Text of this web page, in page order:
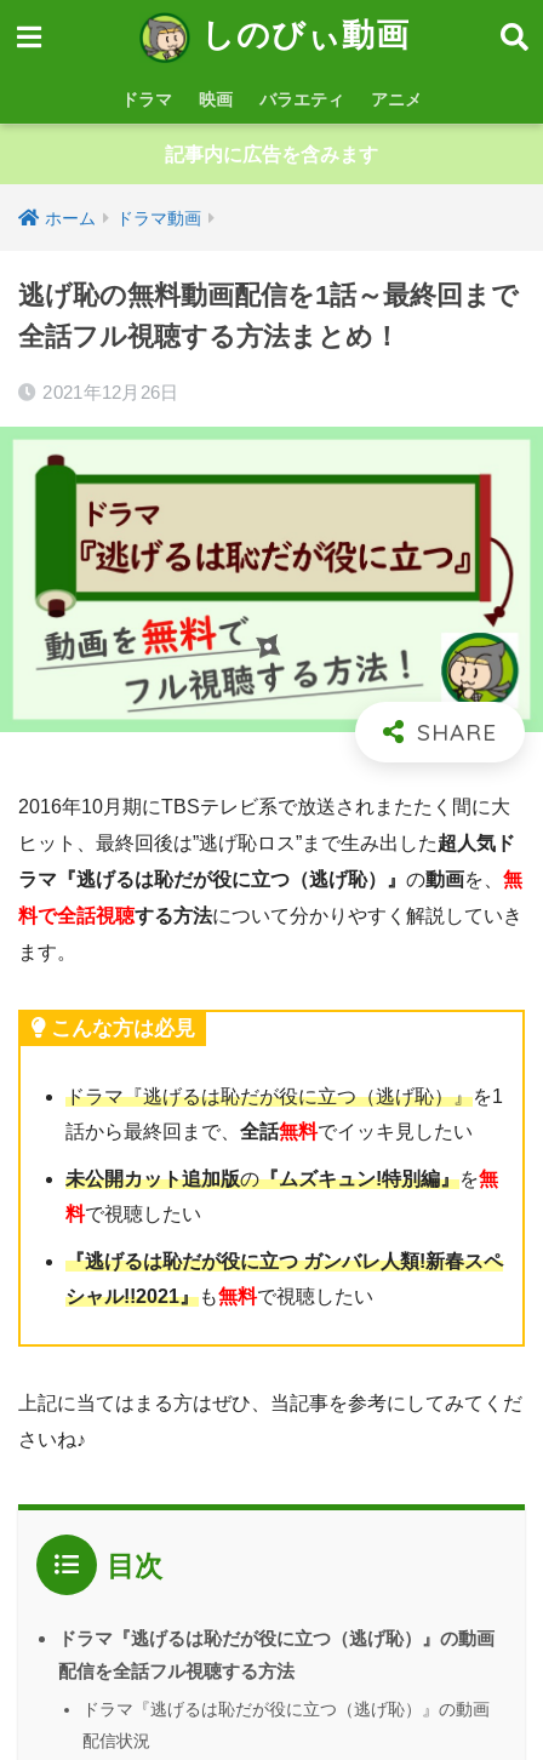
しのびぃ動画
ドラマ 映画 バラエティ アニメ
記事内に広告を含みます
ホーム ドラマ動画
逃げ恥の無料動画配信を1話～最終回まで
全話フル視聴する方法まとめ！
2021年12月26日
2016年10月期にTBSテレビ系で放送されまたたく間に大
ヒット、最終回後は”逃げ恥ロス”まで生み出した超人気ド
ラマ『逃げるは恥だが役に立つ（逃げ恥）』 の動画を、 無
料で全話視聴する方法について分かりやすく解説していき
ます。
こんな方は必見
ドラマ『逃げるは恥だが役に立つ（逃げ恥）』を1
話から最終回まで、全話無料でイッキ見したい
未公開カット追加版の『ムズキュン!特別編』を無
料で視聴したい
『逃げるは恥だが役に立つ ガンバレ人類!新春スペ
シャル!!2021』も無料で視聴したい
上記に当てはまる方はぜひ、当記事を参考にしてみてくだ
さいね♪
目次
ドラマ『逃げるは恥だが役に立つ（逃げ恥）』の動画
配信を全話フル視聴する方法
ドラマ『逃げるは恥だが役に立つ（逃げ恥）』の動画
配信状況